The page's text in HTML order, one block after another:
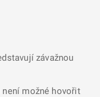
závažnou
není možné hovořit